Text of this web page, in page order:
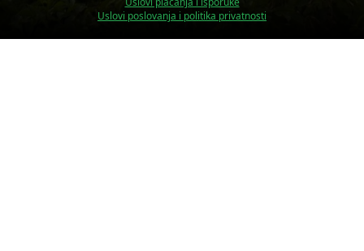
Uslovi poslovanja i politika privatnosti